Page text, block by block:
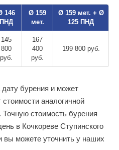
146
ПНД
Ø 159
мет.
Ø 159 мет. + Ø
125 ПНД
145
800
руб.
167
400
руб.
199 800 руб.
бурения и может
аналогичной
стоимость бурения
в Кочкореве Ступинского
вы можете уточнить у наших